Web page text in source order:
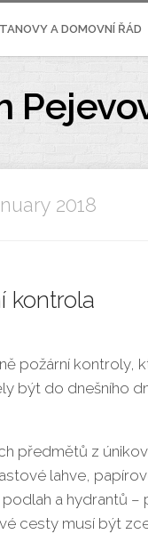
A DOMOVNÍ ŘÁD
2018
kontrola
požární kontroly,
být do dnešního
předmětů z
lahve,
a hydrantů
cesty musí být